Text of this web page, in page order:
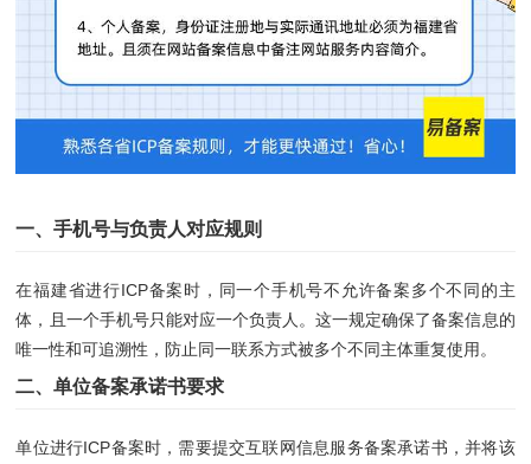
一、手机号与负责人对应规则
在福建省进行ICP备案时，同一个手机号不允许备案多个不同的主
体，且一个手机号只能对应一个负责人。这一规定确保了备案信息的
唯一性和可追溯性，防止同一联系方式被多个不同主体重复使用。
二、单位备案承诺书要求
单位进行ICP备案时，需要提交互联网信息服务备案承诺书，并将该